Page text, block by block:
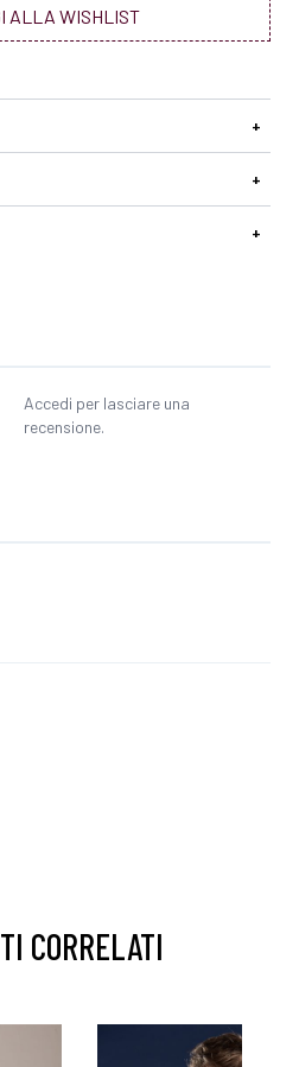
ALLA WISHLIST
+
+
+
Accedi per lasciare una
recensione.
CORRELATI